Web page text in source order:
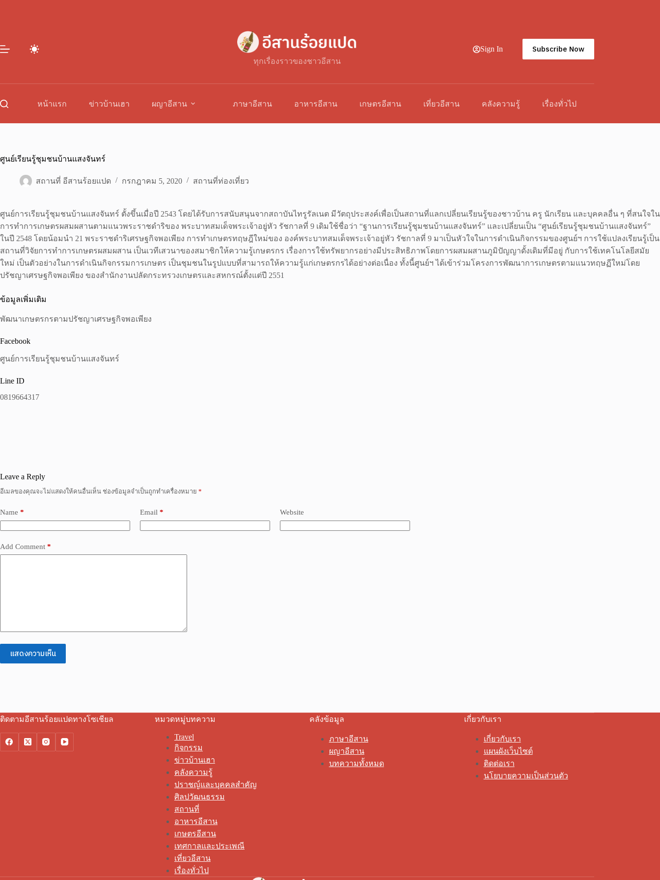
ทุกเรื่องราวของชาวอีสาน
Sign In Subscribe Now
หน้าแรก ข่าวบ้านเฮา ผญาอีสาน ภาษาอีสาน อาหารอีสาน เกษตรอีสาน เที่ยวอีสาน คลังความรู้ เรื่องทั่วไป
ศูนย์เรียนรู้ชุมชนบ้านแสงจันทร์
สถานที่ อีสานร้อยแปด กรกฎาคม 5, 2020 สถานที่ท่องเที่ยว
ศูนย์การเรียนรู้ชุมชนบ้านแสงจันทร์ ตั้งขึ้นเมื่อปี 2543 โดยได้รับการสนับสนุนจากสถาบันไทรูรัลเนต มีวัตถุประสงค์เพื่อเป็นสถานที่แลกเปลี่ยนเรียนรู้ของชาวบ้าน ครู นักเรียน และบุคคลอื่น ๆ ที่สนใจใน
การทำการเกษตรผสมผสานตามแนวพระราชดำริของ พระบาทสมเด็จพระเจ้าอยู่หัว รัชกาลที่ 9 เดิมใช้ชื่อว่า “ฐานการเรียนรู้ชุมชนบ้านแสงจันทร์” และเปลี่ยนเป็น “ศูนย์เรียนรู้ชุมชนบ้านแสงจันทร์”
ในปี 2548 โดยน้อมนำ 21 พระราชดำริเศรษฐกิจพอเพียง การทำเกษตรทฤษฎีใหม่ของ องค์พระบาทสมเด็จพระเจ้าอยู่หัว รัชกาลที่ 9 มาเป็นหัวใจในการดำเนินกิจกรรมของศูนย์ฯ การใช้แปลงเรียนรู้เป็น
สถานที่วิจัยการทำการเกษตรผสมผสาน เป็นเวทีเสวนาของสมาชิกให้ความรู้เกษตรกร เรื่องการใช้ทรัพยากรอย่างมีประสิทธิภาพโดยการผสมผสานภูมิปัญญาดั้งเดิมที่มีอยู่ กับการใช้เทคโนโลยีสมัย
ใหม่ เป็นตัวอย่างในการดำเนินกิจกรรมการเกษตร เป็นชุมชนในรูปแบบที่สามารถให้ความรู้แก่เกษตรกรได้อย่างต่อเนื่อง ทั้งนี้ศูนย์ฯ ได้เข้าร่วมโครงการพัฒนาการเกษตรตามแนวทฤษฏีใหม่โดย
ปรัชญาเศรษฐกิจพอเพียง ของสำนักงานปลัดกระทรวงเกษตรและสหกรณ์ตั้งแต่ปี 2551
ข้อมูลเพิ่มเติม
พัฒนาเกษตรกรตามปรัชญาเศรษฐกิจพอเพียง
Facebook
ศูนย์การเรียนรู้ชุมชนบ้านแสงจันทร์
Line ID
0819664317
Leave a Reply
อีเมลของคุณจะไม่แสดงให้คนอื่นเห็น ช่องข้อมูลจำเป็นถูกทำเครื่องหมาย *
Name * Email * Website
Add Comment *
แสดงความเห็น
ติดตามอีสานร้อยแปดทางโซเชียล หมวดหมู่บทความ
Travel
กิจกรรม
ข่าวบ้านเฮา
คลังความรู้
ปราชญ์และบุคคลสำคัญ
ศิลปวัฒนธรรม
สถานที่
อาหารอีสาน
เกษตรอีสาน
เทศกาลและประเพณี
เที่ยวอีสาน
เรื่องทั่วไป
คลังข้อมูล
ภาษาอีสาน
ผญาอีสาน
บทความทั้งหมด
เกี่ยวกับเรา
เกี่ยวกับเรา
แผนผังเว็บไซต์
ติดต่อเรา
นโยบายความเป็นส่วนตัว